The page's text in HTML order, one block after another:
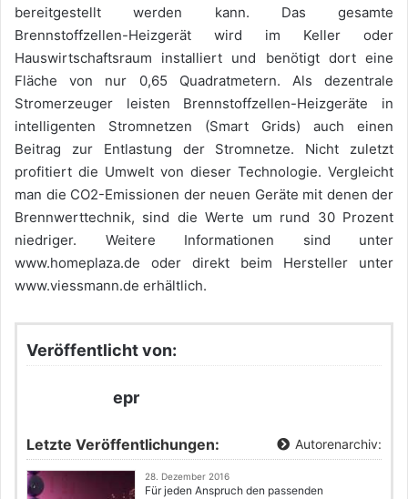
bereitgestellt werden kann. Das gesamte
Brennstoffzellen-Heizgerät wird im Keller oder
Hauswirtschaftsraum installiert und benötigt dort eine
Fläche von nur 0,65 Quadratmetern. Als dezentrale
Stromerzeuger leisten Brennstoffzellen-Heizgeräte in
intelligenten Stromnetzen (Smart Grids) auch einen
Beitrag zur Entlastung der Stromnetze. Nicht zuletzt
profitiert die Umwelt von dieser Technologie. Vergleicht
man die CO2-Emissionen der neuen Geräte mit denen der
Brennwerttechnik, sind die Werte um rund 30 Prozent
niedriger. Weitere Informationen sind unter
www.homeplaza.de oder direkt beim Hersteller unter
www.viessmann.de erhältlich.
Veröffentlicht von:
epr
Letzte Veröffentlichungen: Autorenarchiv:
28. Dezember 2016
Für jeden Anspruch den passenden